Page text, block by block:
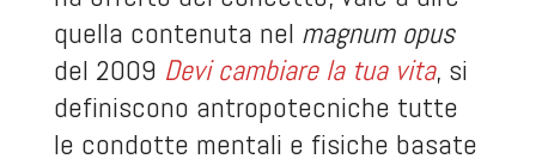
quella contenuta nel magnum opus
del 2009 Devi cambiare la tua vita, si
definiscono antropotecniche tutte
le condotte mentali e fisiche basate